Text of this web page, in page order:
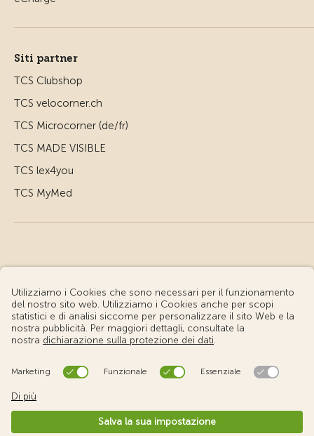
Siti partner
TCS Clubshop
TCS velocorner.ch
TCS Microcorner (de/fr)
TCS MADE VISIBLE
TCS lex4you
TCS MyMed
© Touring Club Svizzero
Condizioni d'uso – Informazioni giuridiche
Impostazione cookie